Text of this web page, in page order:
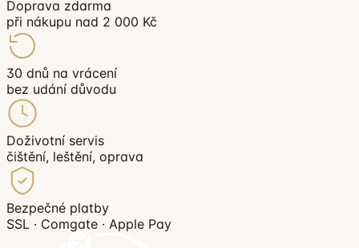
Doprava zdarma
při nákupu nad 2 000 Kč
30 dnů na vrácení
bez udání důvodu
Doživotní servis
čištění, leštění, oprava
Bezpečné platby
SSL · Comgate · Apple Pay